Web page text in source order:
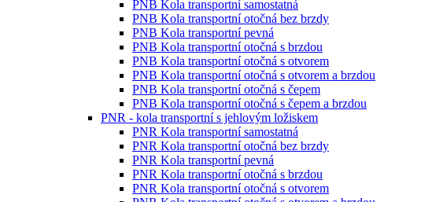
PNB Kola transportní samostatná
PNB Kola transportní otočná bez brzdy
PNB Kola transportní pevná
PNB Kola transportní otočná s brzdou
PNB Kola transportní otočná s otvorem
PNB Kola transportní otočná s otvorem a brzdou
PNB Kola transportní otočná s čepem
PNB Kola transportní otočná s čepem a brzdou
PNR - kola transportní s jehlovým ložiskem
PNR Kola transportní samostatná
PNR Kola transportní otočná bez brzdy
PNR Kola transportní pevná
PNR Kola transportní otočná s brzdou
PNR Kola transportní otočná s otvorem